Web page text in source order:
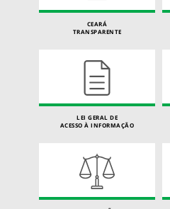
CEARÁ
TRANSPARENTE
LEI GERAL DE
ACESSO À INFORMAÇÃO